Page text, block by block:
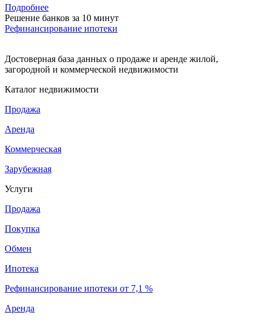
Подробнее
Решение банков за 10 минут
Рефинансирование ипотеки
Достоверная база данных о продаже и аренде жилой,
загородной и коммерческой недвижимости
Каталог недвижимости
Продажа
Аренда
Коммерческая
Зарубежная
Услуги
Продажа
Покупка
Обмен
Ипотека
Рефинансирование ипотеки от 7,1 %
Аренда